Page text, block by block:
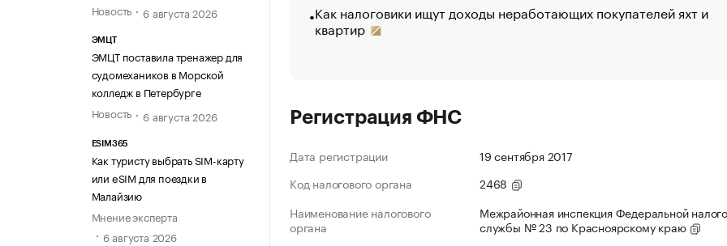
Новость
6 августа 2026
ЭМЦТ
ЭМЦТ поставила тренажер для
судомехаников в Морской
колледж в Петербурге
Новость
6 августа 2026
ESIM365
Как туристу выбрать SIM-карту
или eSIM для поездки в
Малайзию
Мнение эксперта
6 августа 2026
Как налоговики ищут доходы неработающих покупателей яхт и
квартир
Регистрация ФНС
Дата регистрации
19 сентября 2017
Код налогового органа
2468
Наименование налогового
органа
Межрайонная инспекция Федеральной
службы № 23 по Красноярскому краю